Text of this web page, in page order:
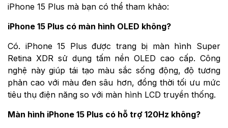
iPhone 15 Plus mà bạn có thể tham khảo:
iPhone 15 Plus có màn hình OLED không?
Có. iPhone 15 Plus được trang bị màn hình Super
Retina XDR sử dụng tấm nền OLED cao cấp. Công
nghệ này giúp tái tạo màu sắc sống động, độ tương
phản cao với màu đen sâu hơn, đồng thời tối ưu mức
tiêu thụ điện năng so với màn hình LCD truyền thống.
Màn hình iPhone 15 Plus có hỗ trợ 120Hz không?